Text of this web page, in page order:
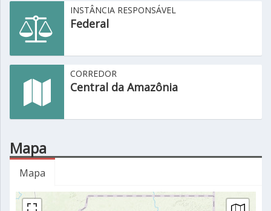
INSTÂNCIA RESPONSÁVEL
Federal
CORREDOR
Central da Amazônia
Mapa
Mapa